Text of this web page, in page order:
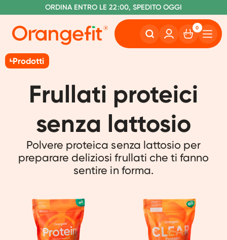
SENZA LATTOSIO E SUCRALOSIO
ORDINA ENTRO LE 22:00, SPEDITO OGGI
SPEDIZIONE GRATUITA A PARTIRE DA €60
0
Prodotti
Frullati proteici
senza lattosio
Polvere proteica senza lattosio per
preparare deliziosi frullati che ti fanno
sentire in forma.